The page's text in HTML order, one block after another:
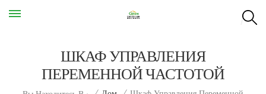
ШКАФ УПРАВЛЕНИЯ
ПЕРЕМЕННОЙ ЧАСТОТОЙ